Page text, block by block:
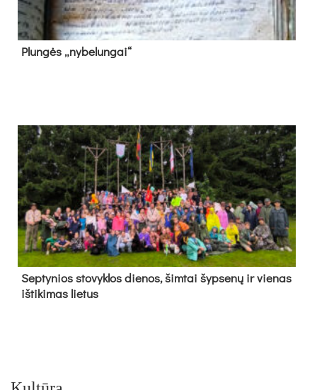
Plun­gės „ny­be­lun­gai“
Sep­ty­nios sto­vyk­los die­nos, šim­tai šyp­se­nų ir vie­nas
iš­ti­ki­mas lie­tus